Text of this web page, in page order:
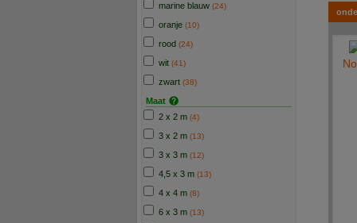
marine blauw (24)
oranje (10)
rood (24)
wit (41)
zwart (38)
Maat
2 x 2 m (4)
3 x 2 m (13)
3 x 3 m (12)
4,5 x 3 m (13)
4 x 4 m (8)
6 x 3 m (13)